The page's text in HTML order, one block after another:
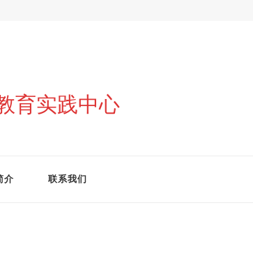
育实践中心
介 联系我们